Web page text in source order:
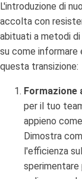
L'introduzione di
accolta con
abituati a metodi
su come
questa transizione:
Formazione
per il tuo
appieno
Dimostra
l'efficienza
sperimentare